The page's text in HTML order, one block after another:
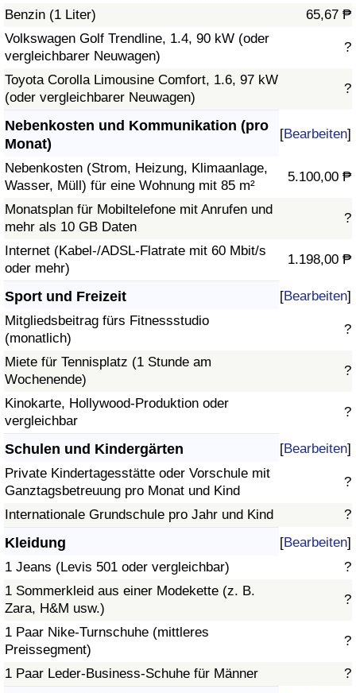
Benzin (1 Liter)
65,67 ₱
Volkswagen Golf Trendline, 1.4, 90 kW (oder
vergleichbarer Neuwagen)
?
Toyota Corolla Limousine Comfort, 1.6, 97 kW
(oder vergleichbarer Neuwagen)
?
Nebenkosten und Kommunikation (pro
Monat)
[Bearbeiten]
Nebenkosten (Strom, Heizung, Klimaanlage,
Wasser, Müll) für eine Wohnung mit 85 m²
5.100,00 ₱
Monatsplan für Mobiltelefone mit Anrufen und
mehr als 10 GB Daten
?
Internet (Kabel-/ADSL-Flatrate mit 60 Mbit/s
oder mehr)
1.198,00 ₱
Sport und Freizeit [Bearbeiten]
Mitgliedsbeitrag fürs Fitnessstudio
(monatlich)
?
Miete für Tennisplatz (1 Stunde am
Wochenende)
?
Kinokarte, Hollywood-Produktion oder
vergleichbar
?
Schulen und Kindergärten [Bearbeiten]
Private Kindertagesstätte oder Vorschule mit
Ganztagsbetreuung pro Monat und Kind
?
Internationale Grundschule pro Jahr und Kind ?
Kleidung [Bearbeiten]
1 Jeans (Levis 501 oder vergleichbar)
?
1 Sommerkleid aus einer Modekette (z. B.
Zara, H&M usw.)
?
1 Paar Nike-Turnschuhe (mittleres
Preissegment)
?
1 Paar Leder-Business-Schuhe für Männer ?